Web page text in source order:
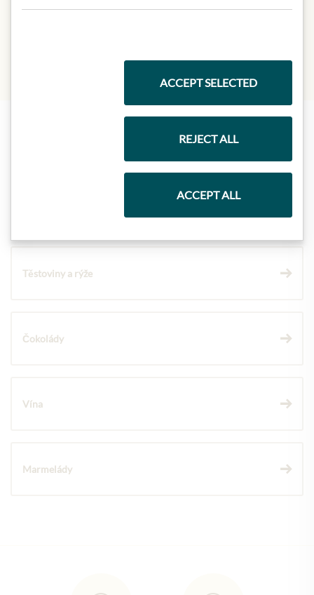
Produktdesign von der Abbildung
Nejlepší z našeho sortimentu
Těstoviny a rýže
Čokolády
Vína
Marmelády
ACCEPT SELECTED
REJECT ALL
ACCEPT ALL